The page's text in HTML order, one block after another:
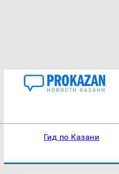
Гид по Казани